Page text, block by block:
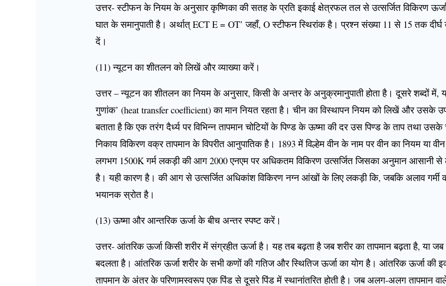
उत्तर- स्टीफन के नियम के अनुसार कृष्णिका की सतह के प्रति इकाई क्षेत्रफल तल से उत्सर्जित विकिरण
घात के समानुपाती है। अर्थात् ECT E = OT’ जहाँ, O स्टीफन स्थिरांक है। प्रश्न संख्या 11 से 15 तक दीर्घ
दें।
(11) न्यूटन का शीतलन को लिखें और व्याख्या करें।
उत्तर – न्यूटन का शीतलन का नियम के अनुसार, किसी के अन्तर के अनुक्रमानुपाती होता है। दूसरे शब्दों में,
गुणांक’ (heat transfer coefficient) का मान नियत रहता है। चीन का विस्थापन नियम को लिखें और उसके
बताता है कि एक तरंग दैर्ध्य पर विभिन्न तापमान चोटियों के पिण्ड के ऊष्मा की दर उस पिण्ड के ताप तथा
निकाय विकिरण वक्र तापमान के विपरीत आनुपातिक है। 1893 में विल्हेम वीन के नाम पर वीन का नियम या
लगभग 1500K गर्म लकड़ी की आग 2000 एनएम पर अधिकतम विकिरण उत्सर्जित जिसका अनुमान आसानी
है। यही कारण है। की आग से उत्सर्जित अधिकांश विकिरण नग्न आंखों के लिए लकड़ी कि, जबकि अलाव गर्मी
भयानक स्रोत है।
(13) ऊष्मा और आन्तरिक ऊर्जा के बीच अन्तर स्पष्ट करें।
उत्तर- आंतरिक ऊर्जा किसी शरीर में संग्रहीत ऊर्जा है। यह तब बढ़ता है जब शरीर का तापमान बढ़ता है, या
बदलता है। आंतरिक ऊर्जा शरीर के सभी कणों की गतिज और स्थितिज ऊर्जा का योग है। आंतरिक ऊर्जा की
तापमान के अंतर के परिणामस्वरूप एक पिंड से दूसरे पिंड में स्थानांतरित होती है। जब अलग-अलग तापमान